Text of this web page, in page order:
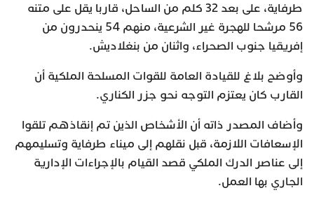
طرفاية، على بعد 32 كلم من الساحل، قاربا يقل على متنه
56 مرشحا للهجرة غير الشرعية، منهم 54 ينحدرون من
إفريقيا جنوب الصحراء، واثنان من بنغلاديش.
وأوضح بلاغ للقيادة العامة للقوات المسلحة الملكية أن
القارب كان يعتزم التوجه نحو جزر الكناري.
وأضاف المصدر ذاته أن الأشخاص الذين تم إنقاذهم تلقوا
الإسعافات اللازمة، قبل نقلهم إلى ميناء طرفاية وتسليمهم
إلى عناصر الدرك الملكي قصد القيام بالإجراءات الإدارية
الجاري بها العمل.